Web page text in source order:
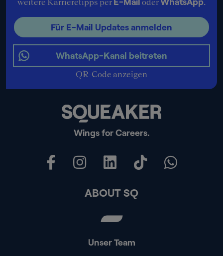
Wings for Careers.
weitere Karrieretipps per
oder .
Für E-Mail Updates anmelden
WhatsApp-Kanal beitreten
QR-Code anzeigen
ABOUT SQ
Unser Team